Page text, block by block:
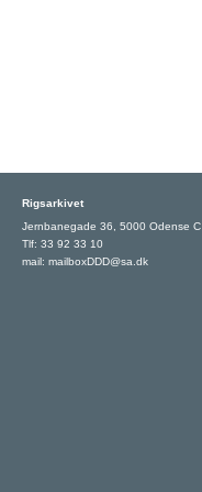
Rigsarkivet
Jernbanegade 36, 5000 Odense C
Tlf: 33 92 33 10
mail: mailboxDDD@sa.dk